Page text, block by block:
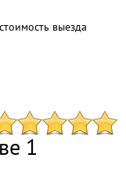
выезда
1